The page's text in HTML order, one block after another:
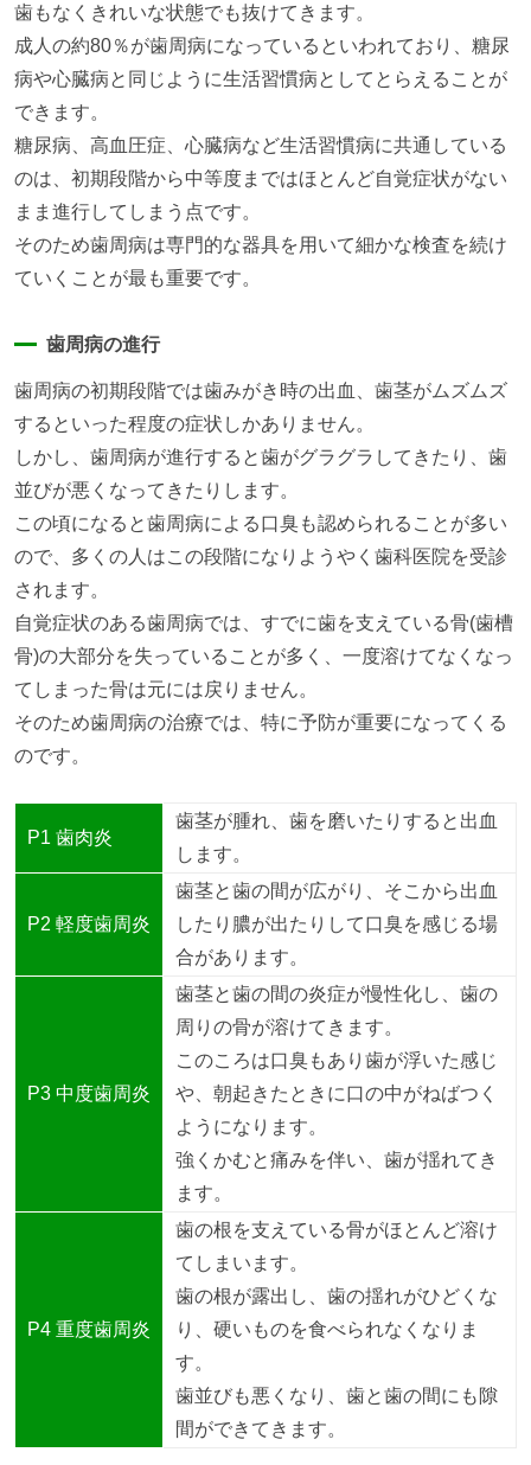
歯もなくきれいな状態でも抜けてきます。
成人の約80％が歯周病になっているといわれており、糖尿
病や心臓病と同じように生活習慣病としてとらえることが
できます。
糖尿病、高血圧症、心臓病など生活習慣病に共通している
のは、初期段階から中等度まではほとんど自覚症状がない
まま進行してしまう点です。
そのため歯周病は専門的な器具を用いて細かな検査を続け
ていくことが最も重要です。
歯周病の進行
歯周病の初期段階では歯みがき時の出血、歯茎がムズムズ
するといった程度の症状しかありません。
しかし、歯周病が進行すると歯がグラグラしてきたり、歯
並びが悪くなってきたりします。
この頃になると歯周病による口臭も認められることが多い
ので、多くの人はこの段階になりようやく歯科医院を受診
されます。
自覚症状のある歯周病では、すでに歯を支えている骨(歯槽
骨)の大部分を失っていることが多く、一度溶けてなくなっ
てしまった骨は元には戻りません。
そのため歯周病の治療では、特に予防が重要になってくる
のです。
P1 歯肉炎
歯茎が腫れ、歯を磨いたりすると出血
します。
P2 軽度歯周炎
歯茎と歯の間が広がり、そこから出血
したり膿が出たりして口臭を感じる場
合があります。
P3 中度歯周炎
歯茎と歯の間の炎症が慢性化し、歯の
周りの骨が溶けてきます。
このころは口臭もあり歯が浮いた感じ
や、朝起きたときに口の中がねばつく
ようになります。
強くかむと痛みを伴い、歯が揺れてき
ます。
P4 重度歯周炎
歯の根を支えている骨がほとんど溶け
てしまいます。
歯の根が露出し、歯の揺れがひどくな
り、硬いものを食べられなくなりま
す。
歯並びも悪くなり、歯と歯の間にも隙
間ができてきます。